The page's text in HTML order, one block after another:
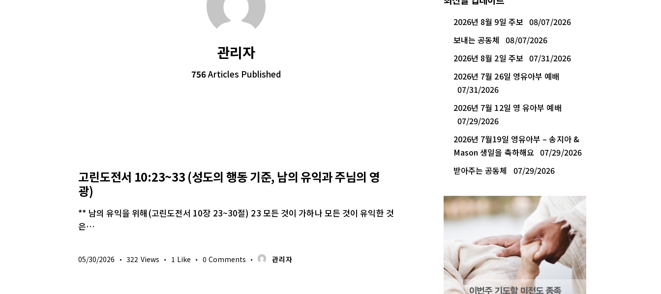
관리자
756Articles Published
고린도전서 10:23~33 (성도의 행동 기준, 남의 유익과 주님의 영
광)
** 남의 유익을 위해(고린도전서 10장 23~30절) 23 모든 것이 가하나 모든 것이 유익한 것
은…
05/30/2026 322 Views 1 Like 0 Comments 관리자
2026년 8월 9일 주보 08/07/2026
보내는 공동체 08/07/2026
2026년 8월 2일 주보 07/31/2026
2026년 7월 26일 영유아부 예배
07/31/2026
2026년 7월 12일 영 유아부 예배
07/29/2026
2026년 7월19일 영유아부 – 송지아 &
Mason 생일을 축하해요 07/29/2026
받아주는 공동체
07/29/2026